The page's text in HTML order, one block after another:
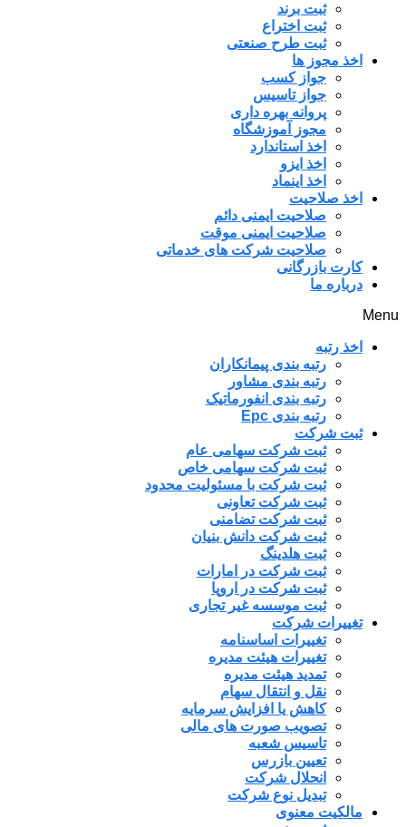
ثبت برند
ثبت اختراع
ثبت طرح صنعتی
اخذ مجوز ها
جواز کسب
جواز تاسیس
پروانه بهره داری
مجوز آموزشگاه
اخذ استاندارد
اخذ ایزو
اخذ اینماد
اخذ صلاحیت
صلاحیت ایمنی دائم
صلاحیت ایمنی موقت
صلاحیت شرکت های خدماتی
کارت بازرگانی
درباره ما
Menu
اخذ رتبه
رتبه بندی پیمانکاران
رتبه بندی مشاور
رتبه بندی انفورماتیک
رتبه بندی Epc
ثبت شرکت
ثبت شرکت سهامی عام
ثبت شرکت سهامی خاص
ثبت شرکت با مسئولیت محدود
ثبت شرکت تعاونی
ثبت شرکت تضامنی
ثبت شرکت دانش بنیان
ثبت هلدینگ
ثبت شرکت در امارات
ثبت شرکت در اروپا
ثبت موسسه غیر تجاری
تغییرات شرکت
تغییرات اساسنامه
تغییرات هیئت مدیره
تمدید هیئت مدیره
نقل و انتقال سهام
کاهش یا افزایش سرمایه
تصویب صورت های مالی
تاسیس شعبه
تعیین بازرس
انحلال شرکت
تبدیل نوع شرکت
مالکیت معنوی